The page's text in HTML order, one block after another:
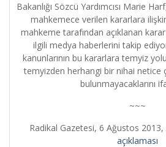
Bakanlığı Sözcü Yardımcısı Marie
mahkemece verilen kararlara
mahkeme tarafından açıklanan
ilgili medya haberlerini takip
kanunlarının bu kararlara temyiz
temyizden herhangi bir nihai netice
bulunmayacaklarını
~~~
Radikal Gazetesi, 6 Ağustos 2013,
açıklaması